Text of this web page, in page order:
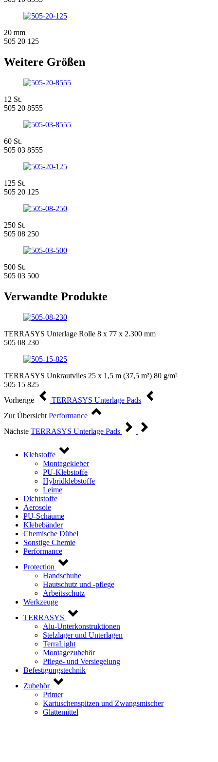
20 mm
505 20 125
Weitere Größen
12 St.
505 20 8555
60 St.
505 03 8555
125 St.
505 20 125
250 St.
505 08 250
500 St.
505 03 500
Verwandte Produkte
TERRASYS Unterlage Rolle 8 x 77 x 2.300 mm
505 08 230
TERRASYS Unkrautvlies 25 x 1,5 m (37,5 m²) 80 g/m²
505 15 825
Vorherige
TERRASYS Unterlage Pads
Zur Übersicht Performance
Nächste TERRASYS Unterlage Pads
Klebstoffe
Montagekleber
PU-Klebstoffe
Hybridklebstoffe
Leime
Dichtstoffe
Aerosole
PU-Schäume
Klebebänder
Chemische Dübel
Sonstige Chemie
Performance
Protection
Handschuhe
Hautschutz und -pflege
Arbeitsschutz
Werkzeuge
TERRASYS
Alu-Unterkonstruktionen
Stelzlager und Unterlagen
TerraLight
Montagezubehör
Pflege- und Versiegelung
Befestigungstechnik
Zubehör
Primer
Kartuschenspitzen und Zwangsmischer
Glättemittel